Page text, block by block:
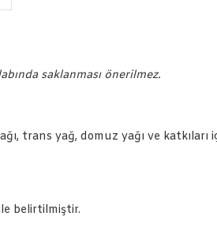
saklanması önerilmez.
trans yağ, domuz yağı ve katkıları
belirtilmiştir.